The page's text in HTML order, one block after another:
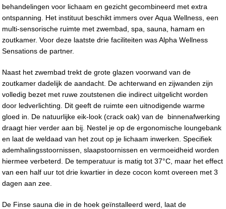
behandelingen voor lichaam en gezicht gecombineerd met extra
ontspanning. Het instituut beschikt immers over Aqua Wellness, een
multi-sensorische ruimte met zwembad, spa, sauna, hamam en
zoutkamer. Voor deze laatste drie faciliteiten was Alpha Wellness
Sensations de partner.
Naast het zwembad trekt de grote glazen voorwand van de
zoutkamer dadelijk de aandacht. De achterwand en zijwanden zijn
volledig bezet met ruwe zoutstenen die indirect uitgelicht worden
door ledverlichting. Dit geeft de ruimte een uitnodigende warme
gloed in. De natuurlijke eik-look (crack oak) van de binnenafwerking
draagt hier verder aan bij. Nestel je op de ergonomische loungebank
en laat de weldaad van het zout op je lichaam inwerken. Specifiek
ademhalingsstoornissen, slaapstoornissen en vermoeidheid worden
hiermee verbeterd. De temperatuur is matig tot 37°C, maar het effect
van een half uur tot drie kwartier in deze cocon komt overeen met 3
dagen aan zee.
De Finse sauna die in de hoek geïnstalleerd werd, laat de